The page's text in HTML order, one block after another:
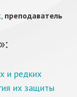
, преподаватель
и редких
их защиты